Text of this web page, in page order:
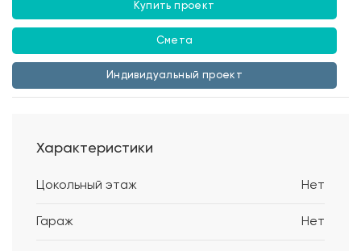
Купить проект
Смета
Индивидуальный проект
Характеристики
Цокольный этаж Нет
Гараж Нет